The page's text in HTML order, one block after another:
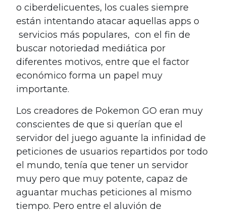
o ciberdelicuentes, los cuales siempre
están intentando atacar aquellas apps o
servicios más populares, con el fin de
buscar notoriedad mediática por
diferentes motivos, entre que el factor
económico forma un papel muy
importante.
Los creadores de Pokemon GO eran muy
conscientes de que si querían que el
servidor del juego aguante la infinidad de
peticiones de usuarios repartidos por todo
el mundo, tenía que tener un servidor
muy pero que muy potente, capaz de
aguantar muchas peticiones al mismo
tiempo. Pero entre el aluvión de